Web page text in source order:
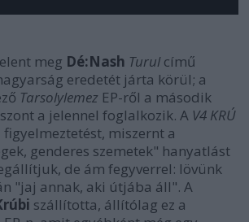
meg Dé:Nash Turulcímű
eredetét járta körül; a
Tarsolylemez EP-ről a második
a jelennel foglalkozik. A V4 KRÚ
miszernt a
genderes szemetek" hanyatlást
de ám fegyverrel: lövünk
"jaj annak, aki útjába áll". A
szállította, állítólag ez a